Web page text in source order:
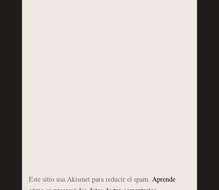
Este sitio usa Akismet para reducir el spam. Aprende